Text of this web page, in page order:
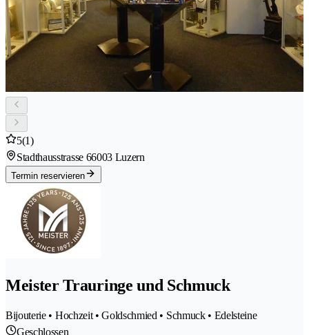
5(1)
Stadthausstrasse 66003 Luzern
Termin reservieren
Meister Trauringe und Schmuck
Bijouterie • Hochzeit • Goldschmied • Schmuck • Edelsteine
Geschlossen